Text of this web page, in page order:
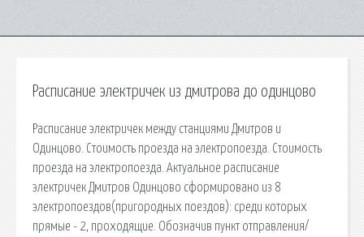
Расписание электричек из дмитрова до одинцово
Расписание электричек между станциями Дмитров и
Одинцово. Стоимость проезда на электропоезда. Стоимость
проезда на электропоезда. Актуальное расписание
электричек Дмитров Одинцово сформировано из 8
электропоездов(пригородных поездов): среди которых
прямые - 2, проходящие. Обозначив пункт отправления/